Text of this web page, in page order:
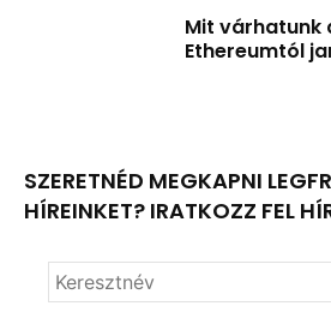
Mit várhatunk
Ethereumtól
SZERETNÉD MEGKAPNI
HÍREINKET? IRATKOZZ FEL